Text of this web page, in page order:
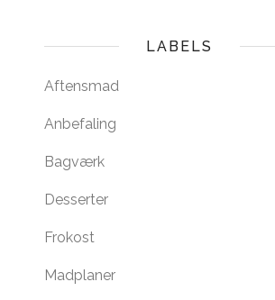
LABELS
Aftensmad
Anbefaling
Bagværk
Desserter
Frokost
Madplaner